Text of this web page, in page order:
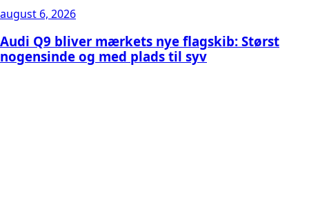
august 6, 2026
Audi Q9 bliver mærkets nye flagskib: Størst
nogensinde og med plads til syv